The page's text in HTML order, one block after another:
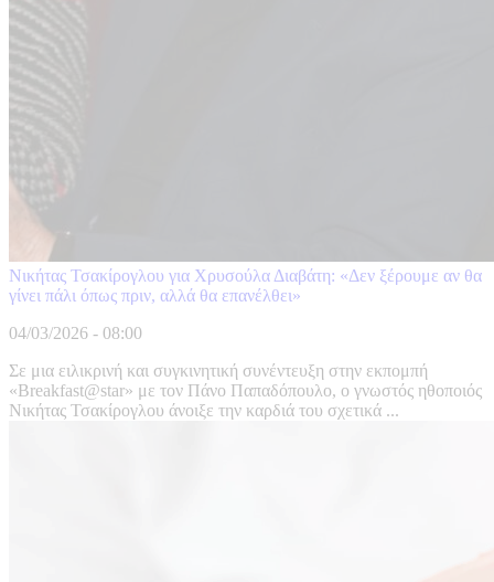
Νικήτας Τσακίρογλου για Χρυσούλα Διαβάτη: «Δεν ξέρουμε αν θα
γίνει πάλι όπως πριν, αλλά θα επανέλθει»
04/03/2026 - 08:00
Σε μια ειλικρινή και συγκινητική συνέντευξη στην εκπομπή
«Breakfast@star» με τον Πάνο Παπαδόπουλο, ο γνωστός ηθοποιός
Νικήτας Τσακίρογλου άνοιξε την καρδιά του σχετικά ...